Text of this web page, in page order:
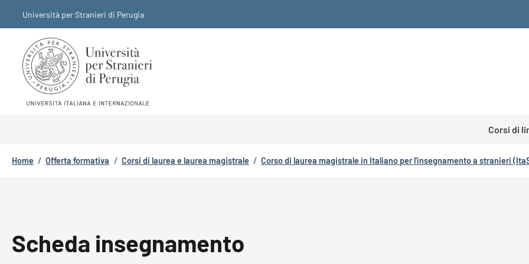
Università per Stranieri di Perugia
Corsi di
Briciole di pane
Home / Offerta formativa / Corsi di laurea e laurea magistrale / Corso di laurea magistrale in Italiano per l'insegnamento a stranieri
Scheda insegnamento